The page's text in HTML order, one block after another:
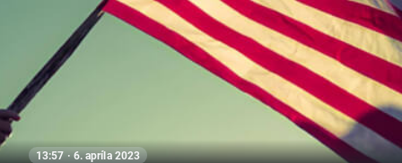
13:57 · 6. apríla 2023